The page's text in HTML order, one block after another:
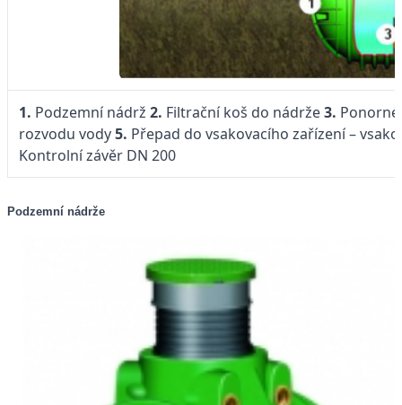
1. Podzemní nádrž 2. Filtrační koš do nádrže3.
rozvodu vody5. Přepad do vsakovacího zařízení –
Kontrolní závěr DN 200
Podzemní nádrže